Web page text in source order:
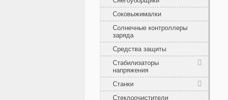
Соковыжималки
Солнечные контроллеры
заряда
Средства защиты
Стабилизаторы
напряжения
Станки
Стеклоочистители